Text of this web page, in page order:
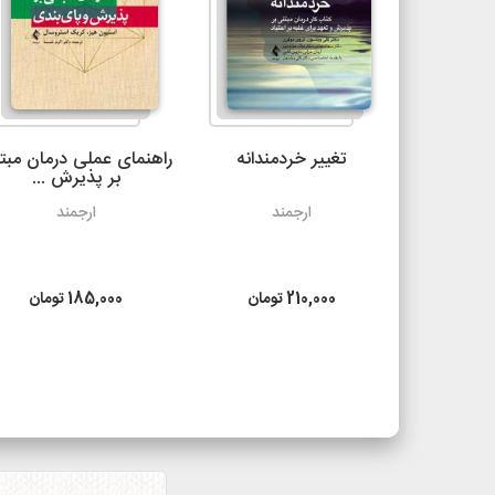
راهنمای عملی درمان
بر پذیرش ...
ارجمند
185,000تومان
تغییر خردمندانه
ارجمند
210,000تومان